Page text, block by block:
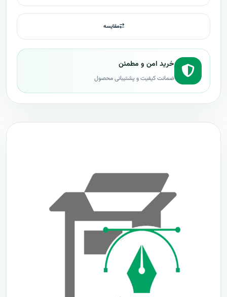
مقایسه
خرید امن و مطمئن
ضمانت کیفیت و پشتیبانی محصول